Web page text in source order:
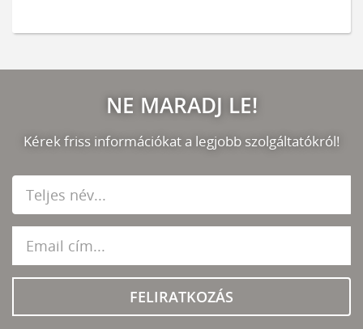
NE MARADJ LE!
Kérek friss információkat a legjobb szolgáltatókról!
FELIRATKOZÁS